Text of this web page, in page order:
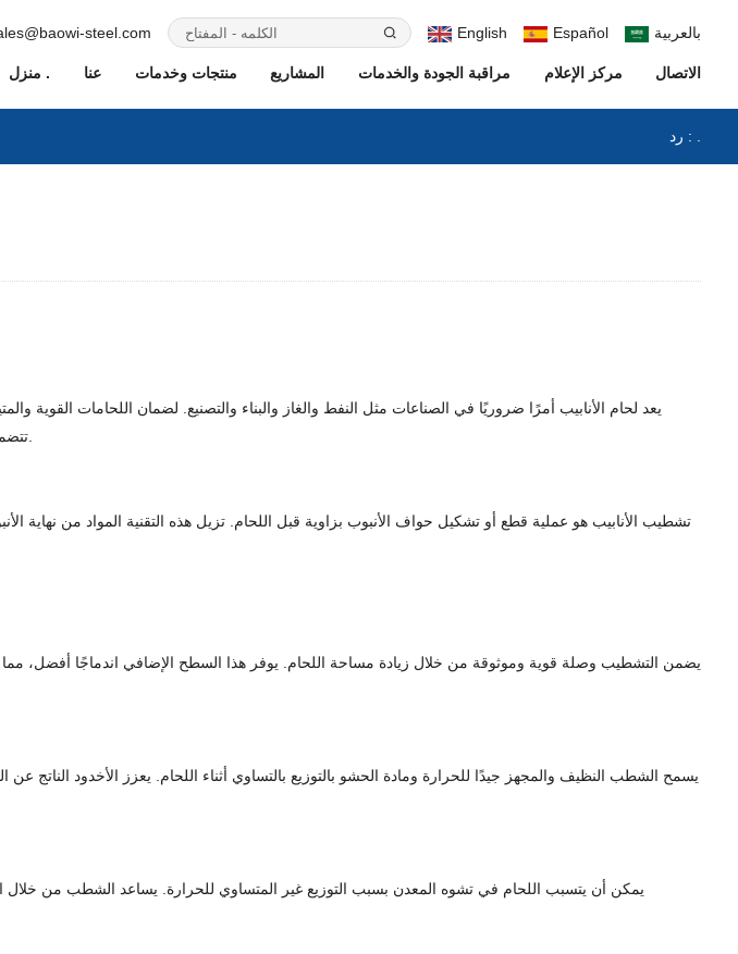
steel.com English Español بالعربية
منزل . عنا منتجات وخدمات المشاريع مراقبة الجودة والخدمات مركز الإعلام الاتصال
رد : .
يعد لحام الأنابيب أمرًا ضروريًا في الصناعات مثل النفط والغاز والبناء والتصنيع. لضمان اللحامات القوية
تتضمن إزالة حواف الأنبوب لإنشاء سطح بزاوية. تعمل هذه الخطوة على تعزيز قوة اللحام وجودته ومتانته بشكل كبير.
تشطيب الأنابيب هو عملية قطع أو تشكيل حواف الأنبوب بزاوية قبل اللحام. تزيل هذه التقنية المواد من نهاية
يضمن التشطيب وصلة قوية وموثوقة من خلال زيادة مساحة اللحام. يوفر هذا السطح الإضافي اندماجًا أفضل،
يسمح الشطب النظيف والمجهز جيدًا للحرارة ومادة الحشو بالتوزيع بالتساوي أثناء اللحام. يعزز الأخدود
يمكن أن يتسبب اللحام في تشوه المعدن بسبب التوزيع غير المتساوي للحرارة. يساعد الشطب من خلال